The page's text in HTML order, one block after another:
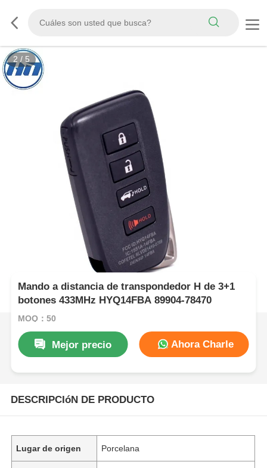
2 / 5
Mando a distancia de transpondedor H de 3+1
botones 433MHz HYQ14FBA 89904-78470
MOQ：50
Mejor precio Ahora Charle
DESCRIPCIóN DE PRODUCTO
Lugar de origen Porcelana